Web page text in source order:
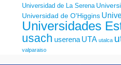
Universidad de La Serena
Universidad de O'Higgins
Universidades
usach userena UTA utalca
valparaiso